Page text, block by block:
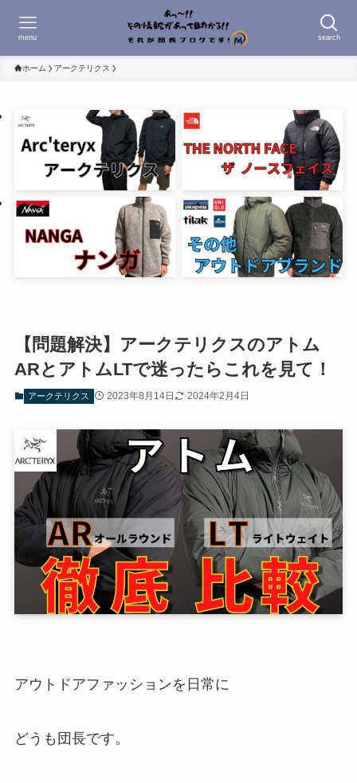
search
menu
ホーム アークテリクス
【問題解決】アークテリクスのアトム
ARとアトムLTで迷ったらこれを見て！
アークテリクス 2023年8月14日 2024年2月4日
アウトドアファッションを日常に
どうも団長です。